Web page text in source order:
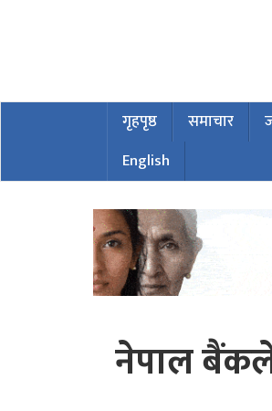
गृहपृष्ठ समाचार
English
नेपाल बैंकले